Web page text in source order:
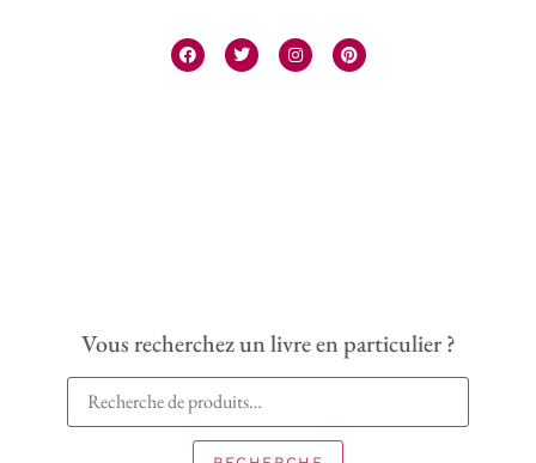
Vous recherchez un livre en particulier ?